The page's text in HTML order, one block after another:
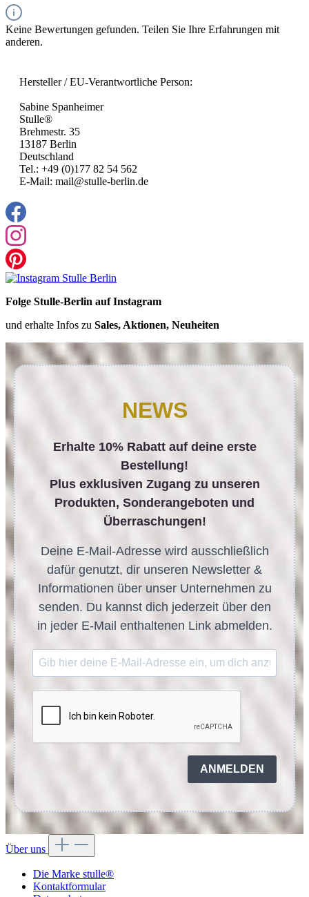
Keine Bewertungen gefunden. Teilen Sie Ihre Erfahrungen mit
anderen.
Hersteller / EU-Verantwortliche Person:
Sabine Spanheimer
Stulle®
Brehmestr. 35
13187 Berlin
Deutschland
Tel.: +49 (0)177 82 54 562
E-Mail: mail@stulle-berlin.de
Folge Stulle-Berlin auf Instagram
und erhalte Infos zu Sales, Aktionen, Neuheiten
NEWS
Erhalte 10% Rabatt auf deine erste
Bestellung!
Plus exklusiven Zugang zu unseren
Produkten, Sonderangeboten und
Überraschungen!
Deine E-Mail-Adresse wird ausschließlich
dafür genutzt, dir unseren Newsletter &
Informationen über unser Unternehmen zu
senden. Du kannst dich jederzeit über den
in jeder E-Mail enthaltenen Link abmelden.
ANMELDEN
Über uns
Die Marke stulle®
Kontaktformular